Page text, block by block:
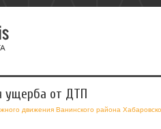
ущерба от ДТП
движения Ванинского района